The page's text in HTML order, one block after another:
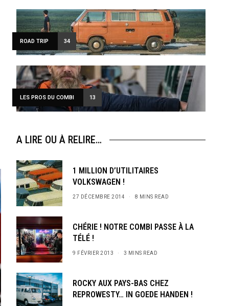
ROAD TRIP 34
LES PROS DU COMBI 13
A LIRE OU À RELIRE…
1 MILLION D’UTILITAIRES
VOLKSWAGEN !
27 DÉCEMBRE 2014 8 MINS READ
CHÉRIE ! NOTRE COMBI PASSE À LA
TÉLÉ !
9 FÉVRIER 2013 3 MINS READ
ROCKY AUX PAYS-BAS CHEZ
REPROWESTY… IN GOEDE HANDEN !